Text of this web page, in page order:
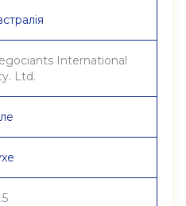
International
Ltd.